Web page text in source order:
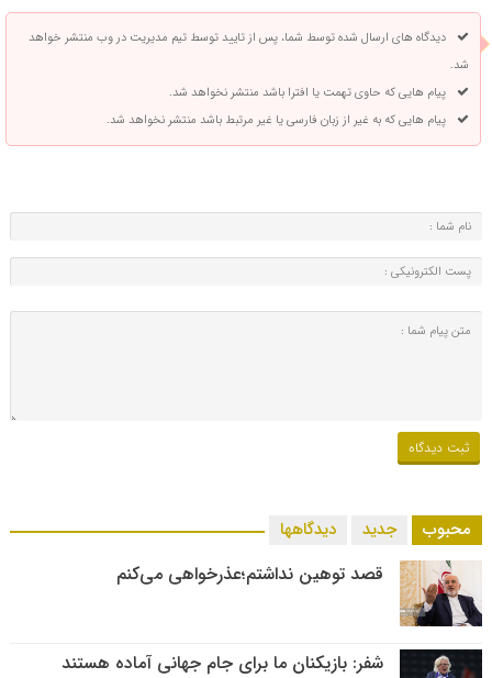
دیدگاه های ارسال شده توسط شما، پس از تایید توسط تیم مدیریت در وب منتشر خواهد
شد.
پیام هایی که حاوی تهمت یا افترا باشد منتشر نخواهد شد.
پیام هایی که به غیر از زبان فارسی یا غیر مرتبط باشد منتشر نخواهد شد.
محبوب جدید دیدگاهها
قصد توهین نداشتم؛عذرخواهی می‌کنم
شفر: بازیکنان ما برای جام جهانی آماده هستند